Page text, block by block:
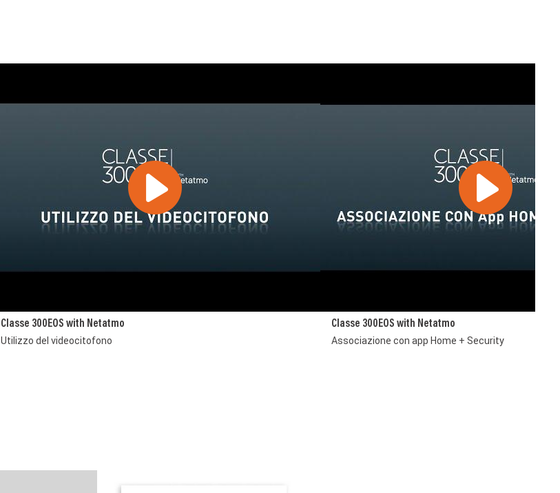
Classe 300EOS with Netatmo
Utilizzo del videocitofono
Classe 300EOS with Netatmo
Associazione con app Home + Security